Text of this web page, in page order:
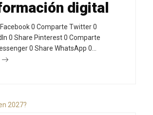
digital
0 Comparte Twitter 0
0 Share Pinterest 0 Comparte
0 Share WhatsApp 0…